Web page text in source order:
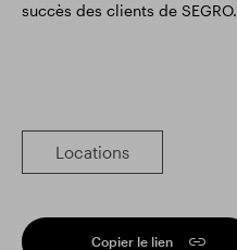
succès des clients de SEGRO.
Locations
Copier le lien